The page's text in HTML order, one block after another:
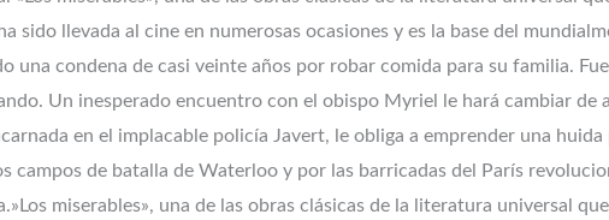
sido llevada al cine en numerosas ocasiones y es la base del
una condena de casi veinte años por robar comida para su familia.
Un inesperado encuentro con el obispo Myriel le hará cambiar
en el implacable policía Javert, le obliga a emprender una
campos de batalla de Waterloo y por las barricadas del París
miserables», una de las obras clásicas de la literatura universal